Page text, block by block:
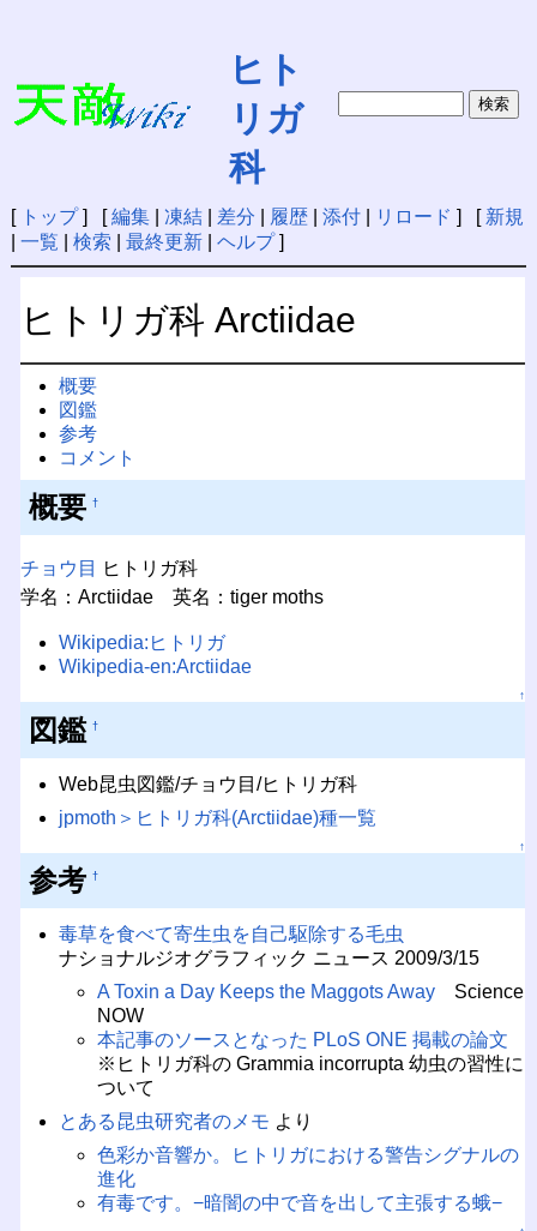
ヒト
リガ
科
[ トップ] [編集| 凍結| 差分 履歴| 添付| リロード ] [ 新規
一覧 検索 最終更新| ヘルプ]
ヒトリガ科 Arctiidae
概要
図鑑
参考
コメント
概要 †
チョウ目
ヒトリガ科
学名：Arctiidae 英名：tiger moths
Wikipedia:ヒトリガ
Wikipedia-en:Arctiidae
↑
図鑑 †
Web昆虫図鑑/チョウ目/ヒトリガ科
jpmoth＞ヒトリガ科(Arctiidae)種一覧
↑
参考 †
毒草を食べて寄生虫を自己駆除する毛虫
ナショナルジオグラフィック ニュース 2009/3/15
A Toxin a Day Keeps the Maggots AwayScience
NOW
本記事のソースとなった PLoS ONE 掲載の論文
※ヒトリガ科の Grammia incorrupta 幼虫の習性に
ついて
とある昆虫研究者のメモ より
色彩か音響か。ヒトリガにおける警告シグナルの
進化
有毒です。−暗闇の中で音を出して主張する蛾−